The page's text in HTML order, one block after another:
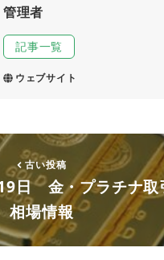
管理者
記事一覧
ウェブサイト
古い投稿
日 金・プラチナ取
相場情報